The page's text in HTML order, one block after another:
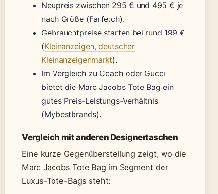
Neupreis zwischen 295 € und 495 € je
nach Größe (Farfetch).
Gebrauchtpreise starten bei rund 199 €
(Kleinanzeigen, deutscher
Kleinanzeigenmarkt).
Im Vergleich zu Coach oder Gucci
bietet die Marc Jacobs Tote Bag ein
gutes Preis-Leistungs-Verhältnis
(Mybestbrands).
Vergleich mit anderen Designertaschen
Eine kurze Gegenüberstellung zeigt, wo die
Marc Jacobs Tote Bag im Segment der
Luxus-Tote-Bags steht: